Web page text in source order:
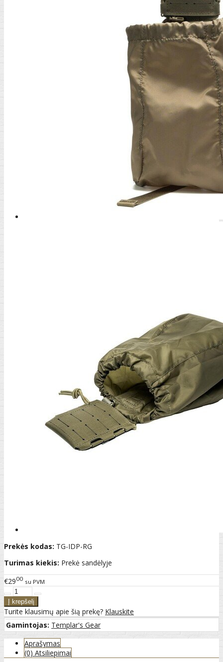
Prekės kodas: TG-IDP-RG
Turimas kiekis: Prekė sandėlyje
€2900 su PVM
Turite klausimų apie šią prekę? Klauskite
Gamintojas: Templar's Gear
Aprašymas
(0) Atsiliepimai